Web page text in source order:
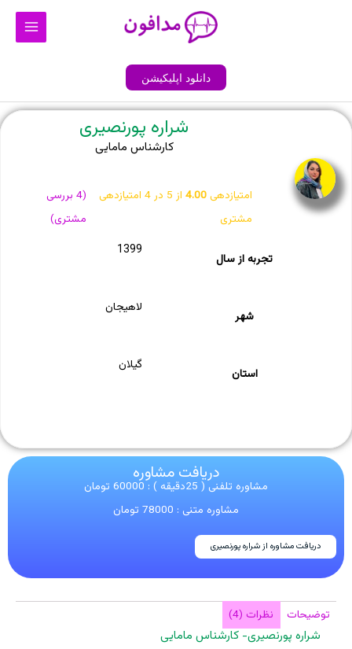
Main
دانلود اپلیکیشن
شراره پورنصیری
کارشناس مامایی
امتیازدهی4.00 از 5 در 4 امتیازدهی
مشتری
(
4 بررسی
مشتری)
تجربه از سال
1399
شهر
لاهیجان
استان
گیلان
دریافت مشاوره
مشاوره تلفنی ( 25دقیقه ) : 60000 تومان
مشاوره متنی : 78000 تومان
دریافت مشاوره از شراره پورنصیری
توضیحات نظرات (4)
شراره پورنصیری- کارشناس مامایی